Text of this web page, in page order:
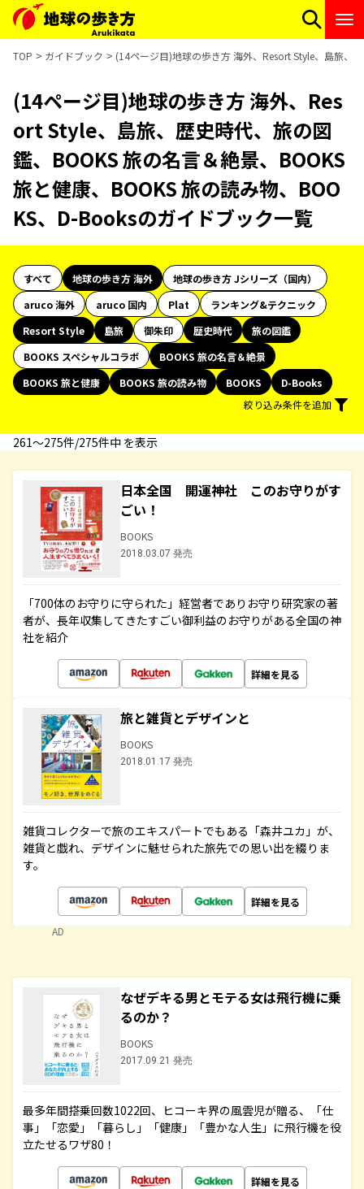
TOP ガイドブック (14ページ目)地球の歩き方 海外、Resort Style、島旅、
(14ページ目)地球の歩き方 海外、Res
ort Style、島旅、歴史時代、旅の図
鑑、BOOKS 旅の名言＆絶景、BOOKS
旅と健康、BOOKS 旅の読み物、BOO
KS、D-Booksのガイドブック一覧
すべて 地球の歩き方 海外
地球の歩き方 Jシリーズ（国内）
aruco 海外
aruco 国内 Plat
ランキング&テクニック
Resort Style
島旅 御朱印 歴史時代
旅の図鑑
BOOKS スペシャルコラボ
BOOKS 旅の名言＆絶景
BOOKS 旅と健康
BOOKS 旅の読み物 BOOKS
D-Books
絞り込み条件を追加
261〜275件/275件中 を表示
日本全国 開運神社 このお守りがす
ごい！
BOOKS
2018.03.07 発売
「700体のお守りに守られた」経営者でありお守り研究家の著
者が、長年収集してきたすごい御利益のお守りがある全国の神
社を紹介
詳細を見る
旅と雑貨とデザインと
BOOKS
2018.01.17 発売
雑貨コレクターで旅のエキスパートでもある「森井ユカ」が、
雑貨と戯れ、デザインに魅せられた旅先での思い出を綴りま
す。
詳細を見る
AD
なぜデキる男とモテる女は飛行機に乗
るのか？
BOOKS
2017.09.21 発売
最多年間搭乗回数1022回、ヒコーキ界の風雲児が贈る、「仕
事」「恋愛」「暮らし」「健康」「豊かな人生」に飛行機を役
立たせるワザ80！
詳細を見る